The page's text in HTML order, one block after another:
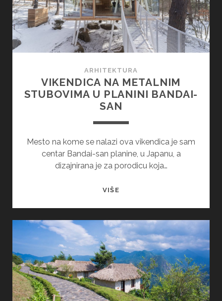
RADOZNALE
OSNOVCE
ARHITEKTURA
VIKENDICA NA METALNIM
STUBOVIMA U PLANINI BANDAI-
SAN
Mesto na kome se nalazi ova vikendica je sam
centar Bandai-san planine, u Japanu, a
dizajnirana je za porodicu koja…
VIŠEVIKENDICA
STUBOVIMA
U
PLANINI
BANDAI-
SAN